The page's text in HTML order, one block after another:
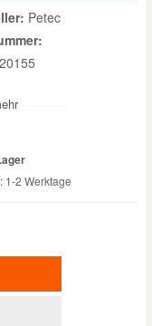
Petec
1-2 Werktage